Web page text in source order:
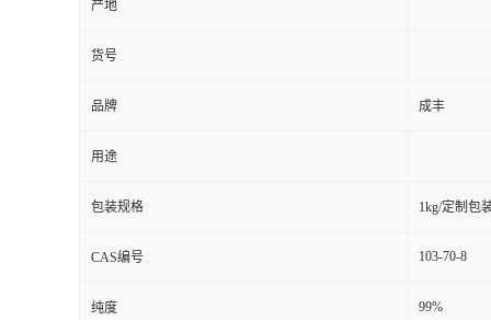
产地
货号
品牌 成丰
用途
包装规格 1kg/定制包
CAS编号 103-70-8
纯度 99%